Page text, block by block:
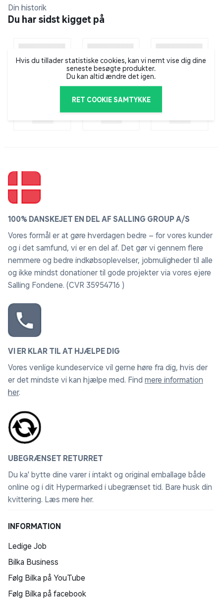
Garnier så for første gang dagens lys i 1904 og har
siden tilbudt et bredt udvalg af produkter, som hjælper
ansigtsvask og -masker.
Din historik
Du har sidst kigget på
Hvis du tillader statistiske cookies, kan vi nemt vise dig dine
seneste besøgte produkter.
Du kan altid ændre det igen.
RET COOKIE SAMTYKKE
100% DANSKEJET EN DEL AF SALLING GROUP A/S
Vores formål er at gøre hverdagen bedre – for vores kunder
og i det samfund, vi er en del af. Det gør vi gennem flere
nemmere og bedre indkøbsoplevelser, jobmuligheder til alle
og ikke mindst donationer til gode projekter via vores ejere
Salling Fondene. (CVR 35954716 )
VI ER KLAR TIL AT HJÆLPE DIG
Vores venlige kundeservice vil gerne høre fra dig, hvis der
er det mindste vi kan hjælpe med. Find mere information
her.
UBEGRÆNSET RETURRET
Du ka' bytte dine varer i intakt og original emballage både
online og i dit Hypermarked i ubegrænset tid. Bare husk din
kvittering. Læs mere her.
INFORMATION
Ledige Job
Bilka Business
Følg Bilka på YouTube
Følg Bilka på facebook